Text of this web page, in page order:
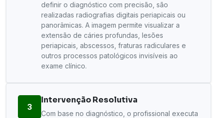
definir o diagnóstico com precisão, são
realizadas radiografias digitais periapicais ou
panorâmicas. A imagem permite visualizar a
extensão de cáries profundas, lesões
periapicais, abscessos, fraturas radiculares e
outros processos patológicos invisíveis ao
exame clínico.
3
Intervenção Resolutiva
Com base no diagnóstico, o profissional executa